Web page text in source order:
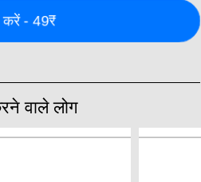
करें - 49₹
वाले लोग